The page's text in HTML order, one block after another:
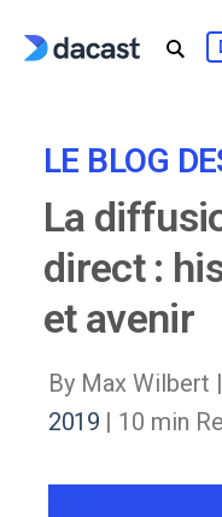
LE BLOG
La
direct :
et avenir
By Max Wilbert |
2019 | 10 min